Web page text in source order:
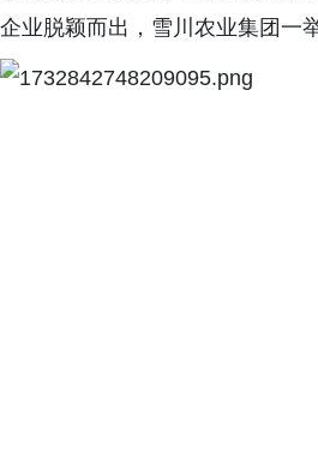
企业脱颖而出，雪川农业集团一